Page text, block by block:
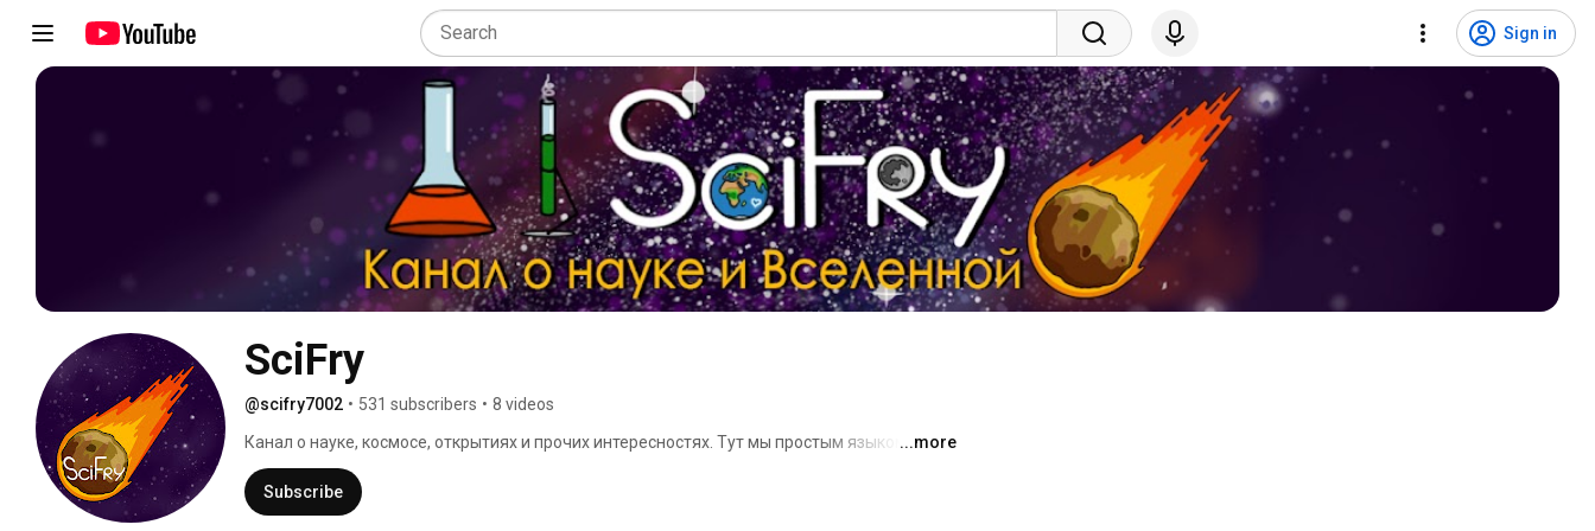
Sign in
SciFry
@scifry7002 • 531 subscribers • 8 videos
Канал о науке, космосе, открытиях и прочих интересностях. Тут мы простым языком и с
мемасиками рассказываем о разных явлениях и процессах. Присоединяйся и
просвещайся!
...more
Subscribe